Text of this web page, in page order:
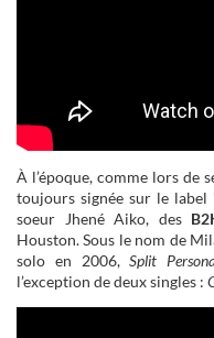
À l’époque, comme lors de
toujours signée sur le label
soeur Jhené Aiko, des
Houston. Sous le nom de
solo en 2006,Split
l’exception de deux singles :